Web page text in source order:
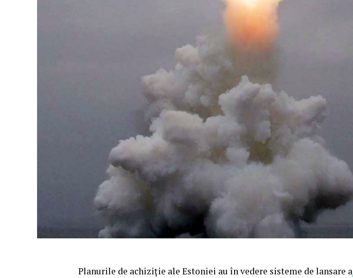
Planurile de achiziție ale Estoniei au în vedere sisteme de lansare a